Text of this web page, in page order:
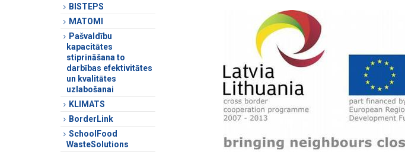
BISTEPS
MATOMI
Pašvaldību
kapacitātes
stiprināšana to
darbības efektivitātes
un kvalitātes
uzlabošanai
KLIMATS
BorderLink
SchoolFood
WasteSolutions